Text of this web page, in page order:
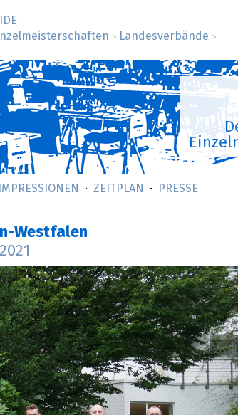
> Landesverbände >
IMPRESSIONEN ZEITPLAN PRESSE
Westfalen